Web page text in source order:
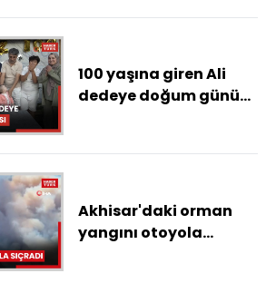
100 yaşına giren Ali
dedeye doğum günü
Akhisar'daki orman
yangını otoyola